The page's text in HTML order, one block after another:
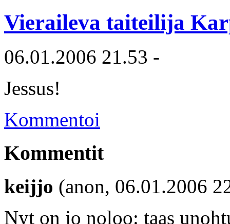
Vieraileva taiteilija
06.01.2006 21.53 -
Jessus!
Kommentoi
Kommentit
keijjo (anon, 06.01.2006
Nyt on jo noloo: taas